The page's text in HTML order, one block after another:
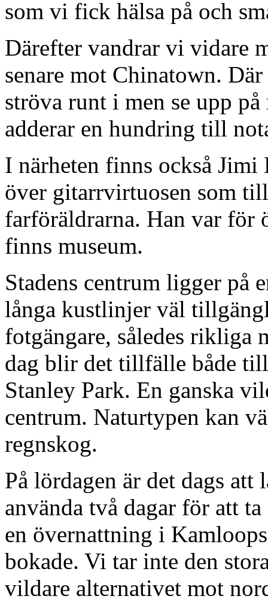
som vi fick hälsa på och
Därefter vandrar vi vidare
senare mot Chinatown.
ströva runt i men se upp på
adderar en hundring till
I närheten finns också
över gitarrvirtuosen som
farföräldrarna. Han var för
finns museum.
Stadens centrum ligger på
långa kustlinjer väl
fotgängare, således rikliga
dag blir det tillfälle både
Stanley Park. En ganska
centrum. Naturtypen kan
regnskog.
På lördagen är det dags
använda två dagar för att
en övernattning i
bokade. Vi tar inte den
vildare alternativet mot